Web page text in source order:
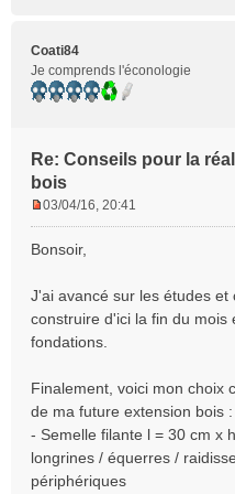
Coati84
Je comprends l'éconologie
Re: Conseils pour la
bois
s
a
g
e
n
l
u
03/04/16, 20:41
Bonsoir,
J'ai avancé sur les études
construire d'ici la fin du mois
fondations.
Finalement, voici mon choix
de ma future extension bois :
- Semelle filante l = 30 cm x
longrines / équerres /
périphériques